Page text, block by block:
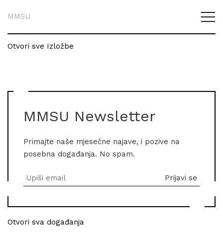
MMSU
Otvori sve Izložbe
MMSU Newsletter
Primajte naše mjesečne najave, i pozive na
posebna događanja. No spam.
Otvori sva događanja